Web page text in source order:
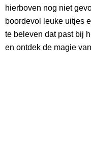
hierboven nog niet
boordevol leuke uitjes
te beleven dat past bij
en ontdek de magie